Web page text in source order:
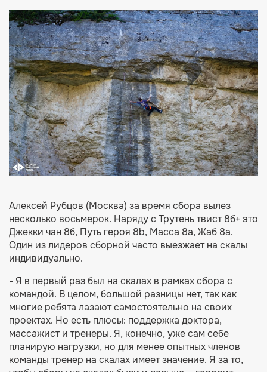
Алексей Рубцов (Москва) за время сбора вылез
несколько восьмерок. Наряду с Трутень твист 8б+ это
Джекки чан 8б, Путь героя 8b, Масса 8а, Жаб 8а.
Один из лидеров сборной часто выезжает на скалы
индивидуально.
- Я в первый раз был на скалах в рамках сбора с
командой. В целом, большой разницы нет, так как
многие ребята лазают самостоятельно на своих
проектах. Но есть плюсы: поддержка доктора,
массажист и тренеры. Я, конечно, уже сам себе
планирую нагрузки, но для менее опытных членов
команды тренер на скалах имеет значение. Я за то,